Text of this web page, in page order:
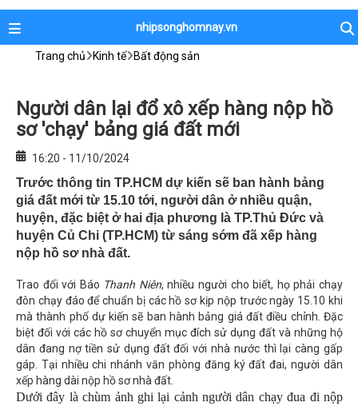
nhipsonghomnay.vn
Trang chủ Kinh tế Bất động sản
Người dân lại đổ xô xếp hàng nộp hồ
sơ 'chạy' bảng giá đất mới
16:20 - 11/10/2024
Trước thông tin TP.HCM dự kiến sẽ ban hành bảng
giá đất mới từ 15.10 tới, người dân ở nhiều quận,
huyện, đặc biệt ở hai địa phương là TP.Thủ Đức và
huyện Củ Chi (TP.HCM) từ sáng sớm đã xếp hàng
nộp hồ sơ nhà đất.
Trao đổi với Báo Thanh Niên, nhiều người cho biết, họ phải chạy
đôn chạy đáo để chuẩn bị các hồ sơ kịp nộp trước ngày 15.10 khi
mà thành phố dự kiến sẽ ban hành bảng giá đất điều chỉnh. Đặc
biệt đối với các hồ sơ chuyển mục đích sử dụng đất và những hộ
dân đang nợ tiền sử dụng đất đối với nhà nước thì lại càng gấp
gáp. Tại nhiều chi nhánh văn phòng đăng ký đất đai, người dân
xếp hàng dài nộp hồ sơ nhà đất.
Dưới đây là chùm ảnh ghi lại cảnh người dân chạy đua đi nộp